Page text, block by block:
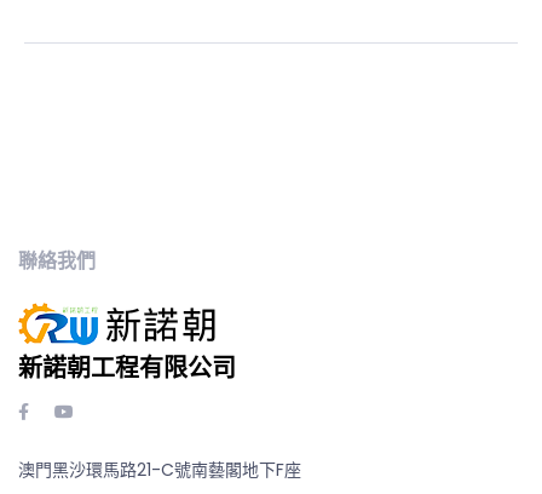
聯絡我們
新諾朝工程有限公司
澳門黑沙環馬路21-C號南藝閣地下F座